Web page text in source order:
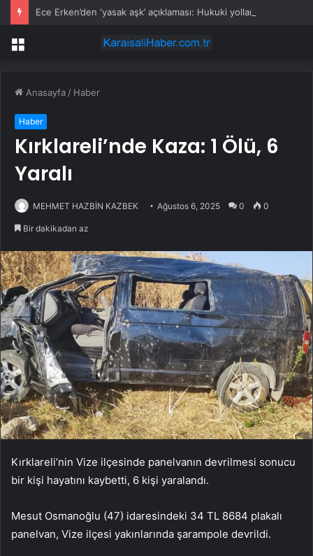
Menü
Anasayfa / Haber
Haber
Kırklareli’nde Kaza: 1 Ölü, 6
Yaralı
MEHMET HAZBİN KAZBEK Ağustos 6, 2025 0 0
Bir dakikadan az
Kırklareli’nin Vize ilçesinde panelvanın devrilmesi sonucu
bir kişi hayatını kaybetti, 6 kişi yaralandı.
Mesut Osmanoğlu (47) idaresindeki 34 TL 8684 plakalı
panelvan, Vize ilçesi yakınlarında şarampole devrildi.